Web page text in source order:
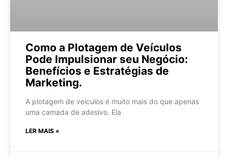
Como a Plotagem de Veículos
Pode Impulsionar seu Negócio:
Benefícios e Estratégias de
Marketing.
A plotagem de veículos é muito mais do que apenas
uma camada de adesivo. Ela
LER MAIS »